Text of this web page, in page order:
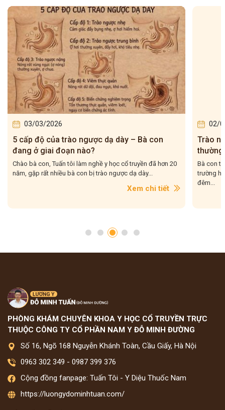
03/03/2026
5 cấp độ của trào ngược dạ dày – Bà con
đang ở giai đoạn nào?
Chào bà con, Tuấn tôi làm nghề y học cổ truyền đã hơn 20
năm, gặp rất nhiều bà con bị trào ngược dạ dày...
Xem chi tiết
02/
Trào
thường
giữa
Bà con
trường
đêm...
PHÒNG KHÁM CHUYÊN KHOA Y HỌC CỔ TRUYỀN TRỰC
THUỘC CÔNG TY CỔ PHẦN NAM Y ĐỖ MINH ĐƯỜNG
Số 16, Ngõ 168 Nguyễn Khánh Toàn, Cầu Giấy, Hà Nội
0963 302 349 - 0987 399 376
Cộng đồng fanpage: Tuấn Tôi - Y Diệu Thuốc Nam
https://luongydominhtuan.com/